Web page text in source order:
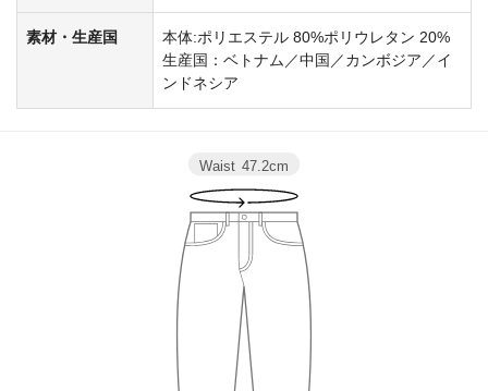
素材・生産国
本体:ポリエステル 80%ポリウレタン 20%
生産国：ベトナム／中国／カンボジア／イ
ンドネシア
Waist 47.2cm